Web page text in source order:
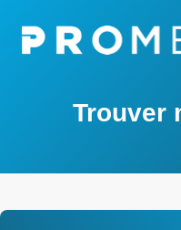
contenu
Trouver